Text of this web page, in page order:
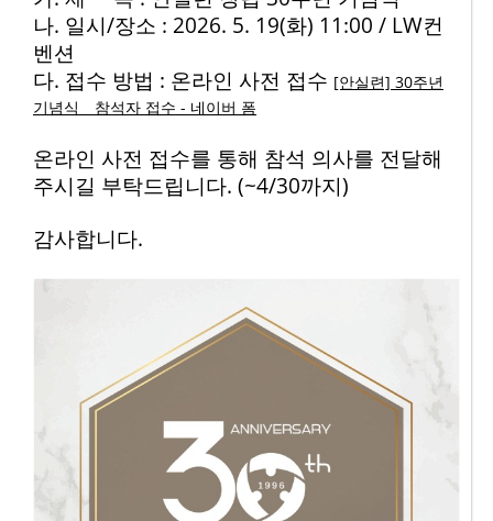
나. 일시/장소 : 2026. 5. 19(화) 11:00 / LW컨
벤션
다. 접수 방법 : 온라인 사전 접수 [안실련] 30주년
기념식 _ 참석자 접수 - 네이버 폼
온라인 사전 접수를 통해 참석 의사를 전달해
주시길 부탁드립니다. (~4/30까지)
감사합니다.